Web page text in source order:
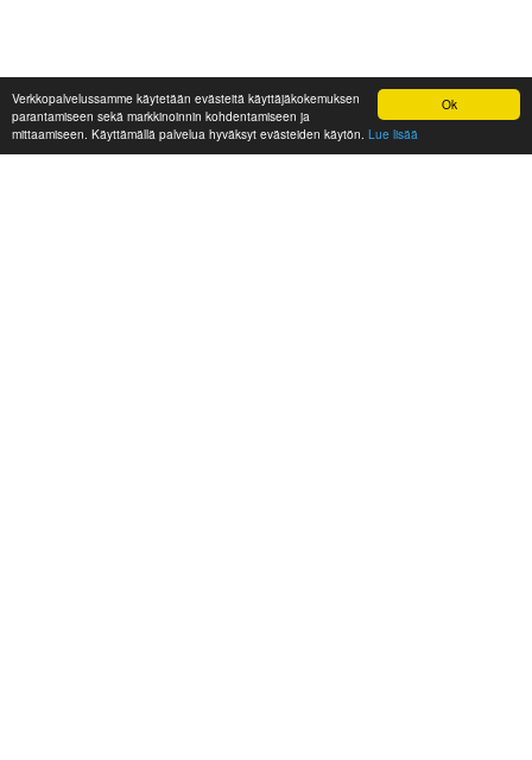
Ok
Verkkopalvelussamme käytetään evästeitä käyttäjäkokemuksen
parantamiseen sekä markkinoinnin kohdentamiseen ja
mittaamiseen. Käyttämällä palvelua hyväksyt evästeiden käytön. Lue lisää